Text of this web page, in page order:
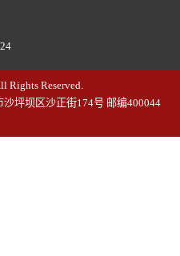
24
Rights Reserved.
坪坝区沙正街174号 邮编400044